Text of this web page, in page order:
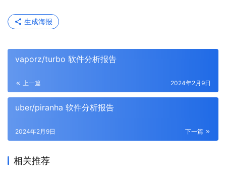
生成海报
vaporz/turbo 软件分析报告
上一篇 2024年2月9日
uber/piranha 软件分析报告
下一篇
2024年2月9日
相关推荐